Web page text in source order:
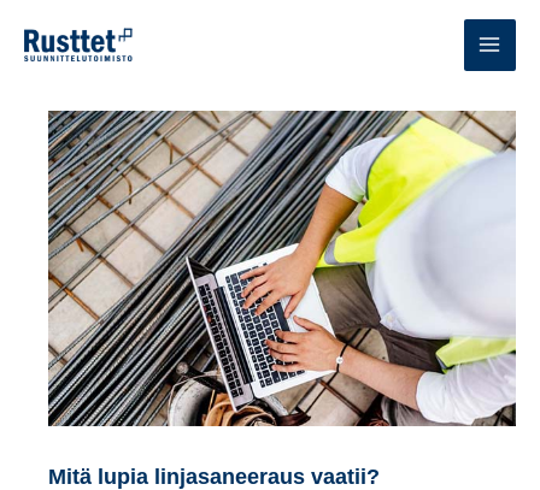
sisältöön
Mitä lupia linjasaneeraus vaatii?